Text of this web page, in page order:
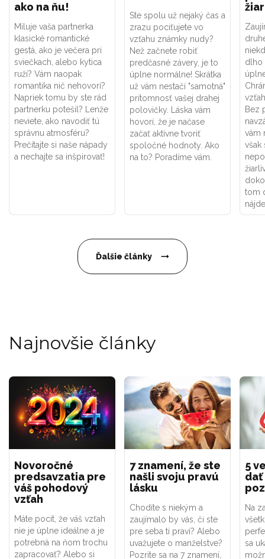
ako na ňu!
Miluje vaša partnerka
klasické romantické
gestá, ako je večera pri
sviečkach, alebo kytica
ruží? Vám naopak
romantika nič nehovorí?
Napriek tomu by ste rád
partnerku potešil? Lenže
neviete, ako navodiť tú
správnu atmosféru?
Prečítajte si naše nápady
a nechajte sa inšpirovať!
Ste spolu už nejaký čas a
zrazu pociťujete vo
vzťahu známky nudy?
Než začnete robiť
predčasné závery, je to
úplne normálne! Skrátka
už vám nestačí "samotná"
prítomnosť vašej drahej
polovičky. Láska vám
hovorí, že je načase
začať aktívne tvoriť
spoločné hodnoty. Ako
na to? Poradíme vám.
dlho
Bez
vám
však
tom
Ďalšie články
Najnovšie články
Novoročné
predsavzatia pre
váš pohodový
vzťah
Máte pocit, že váš vzťah
nie je úplne ideálne a je
potrebná na ňom trochu
zapracovať? Alebo si
7 znamení, že ste
našli svoju pravú
lásku
Chodíte s niekým a
zaujímalo by vás, či ste
pre seba tí praví? Alebo
uvažujete o manželstve?
Pozrite sa na 7 znamení,
5
dať
Na
sa